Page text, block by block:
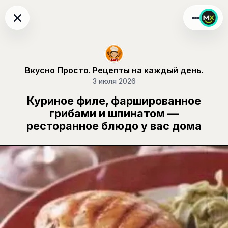
×
Вкусно Просто. Рецепты на каждый день.
3 июля 2026
Куриное филе, фаршированное
грибами и шпинатом —
ресторанное блюдо у вас дома